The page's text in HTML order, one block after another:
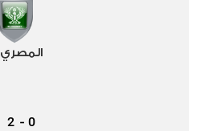
المصري
0
-
2